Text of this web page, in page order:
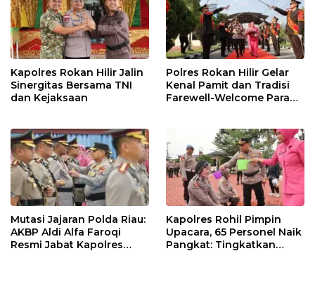
Kapolres Rokan Hilir Jalin
Sinergitas Bersama TNI
dan Kejaksaan
Polres Rokan Hilir Gelar
Kenal Pamit dan Tradisi
Farewell-Welcome Parade
Mutasi Jajaran Polda Riau:
AKBP Aldi Alfa Faroqi
Resmi Jabat Kapolres
Kapolres Rohil Pimpin
Upacara, 65 Personel Naik
Pangkat: Tingkatkan